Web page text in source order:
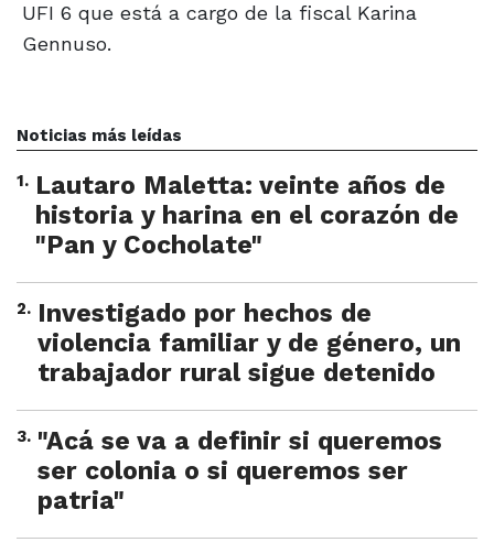
UFI 6 que está a cargo de la fiscal Karina
Gennuso.
Noticias más leídas
1. Lautaro Maletta: veinte años de
historia y harina en el corazón de
"Pan y Cocholate"
2. Investigado por hechos de
violencia familiar y de género, un
trabajador rural sigue detenido
3. "Acá se va a definir si queremos
ser colonia o si queremos ser
patria"